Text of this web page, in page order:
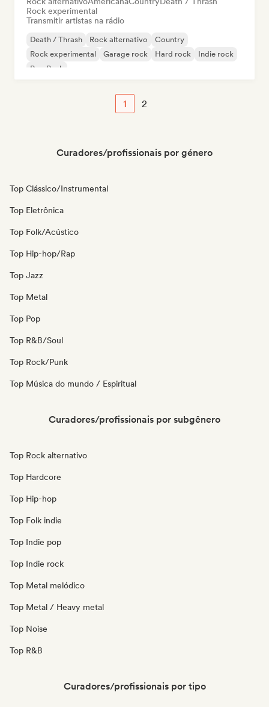
Rock experimental
Transmitir artistas na rádio
Death / Thrash Rock alternativo
Country
Rock experimental
Garage rock Hard rock
Indie rock
Pop Punk
1 2
Curadores/profissionais por género
Top Clássico/Instrumental
Top Eletrônica
Top Folk/Acústico
Top Hip-hop/Rap
Top Jazz
Top Metal
Top Pop
Top R&B/Soul
Top Rock/Punk
Top Música do mundo / Espiritual
Curadores/profissionais por subgênero
Top Rock alternativo
Top Hardcore
Top Hip-hop
Top Folk indie
Top Indie pop
Top Indie rock
Top Metal melódico
Top Metal / Heavy metal
Top Noise
Top R&B
Curadores/profissionais por tipo